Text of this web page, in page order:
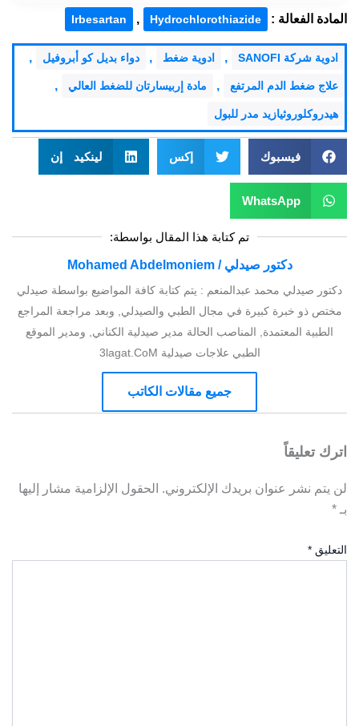
المادة الفعالة : Hydrochlorothiazide
,
Irbesartan
ادوية شركة SANOFI , ادوية ضغط , دواء بديل كو أبروفيل ,
علاج ضغط الدم المرتفع , مادة إربيسارتان للضغط العالي ,
هيدروكلوروثيازيد مدر للبول
فيسبوك إكس لينكيد إن
WhatsApp
تم كتابة هذا المقال بواسطة:
دكتور صيدلي / Mohamed Abdelmoniem
دكتور صيدلي محمد عبدالمنعم : يتم كتابة كافة المواضيع بواسطة صيدلي
مختص ذو خبرة كبيرة في مجال الطبي والصيدلي, وبعد مراجعة المراجع
الطبية المعتمدة, المناصب الحالة مدير صيدلية الكناني, ومدير الموقع
الطبي علاجات صيدلية 3lagat.CoM
جميع مقالات الكاتب
اترك تعليقاً
لن يتم نشر عنوان بريدك الإلكتروني. الحقول الإلزامية مشار إليها
بـ *
التعليق *